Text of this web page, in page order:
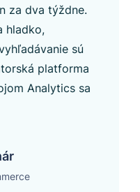
za dva týždne.
hladko,
sú
platforma
Analytics sa